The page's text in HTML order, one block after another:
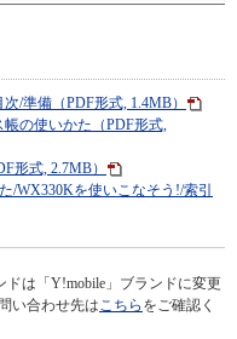
/準備（PDF形式, 1.4MB）
の使いかた（PDF形式,
形式, 2.7MB）
/WX330Kを使いこなそう!/索引
は「Y!mobile」ブランドに変更
い合わせ先はこちら をご確認く